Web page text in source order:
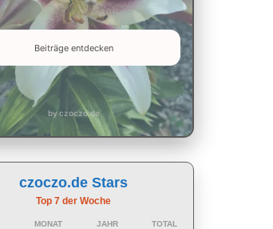
Beiträge entdecken
by czoczo.de
czoczo.de Stars
Top 7 der Woche
MONAT JAHR TOTAL